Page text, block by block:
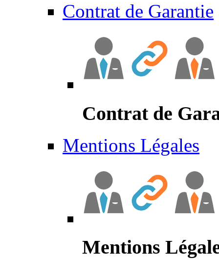
Contrat de Garantie
Contrat de
Mentions Légales
Mentions